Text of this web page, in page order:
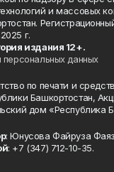
и массовых
г.
издания 12+.
данных
по печати и
Башкортостан,
дом «Республика
: Юнусова Файруза
: +7 (347) 712-10-35.